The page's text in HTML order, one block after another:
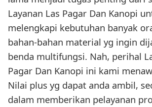
Layanan Las Pagar Dan Kanopi
melengkapi kebutuhan banyak
bahan-bahan material yg ingin
benda multifungsi. Nah, perihal
Pagar Dan Kanopi ini kami
Nilai plus yg dapat anda ambil,
dalam memberikan pelayanan